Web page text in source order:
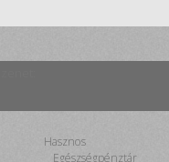
Hasznos
Egészségpénztár